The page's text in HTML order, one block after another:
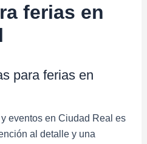
ferias en
para ferias en
eventos en Ciudad Real es
al detalle y una